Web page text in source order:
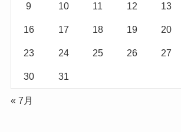
9 10 11 12 13
16 17 18 19 20
23 24 25 26 27
30 31
« 7月